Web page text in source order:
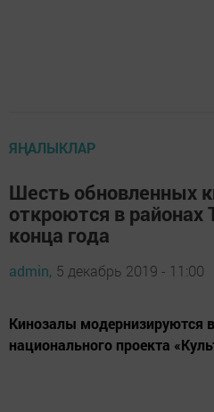
ЯҢАЛЫКЛАР
Шесть обновленных
откроются в районах
конца года
admin, 5 декабрь 2019 - 11:00
Кинозалы модернизируются
национального проекта